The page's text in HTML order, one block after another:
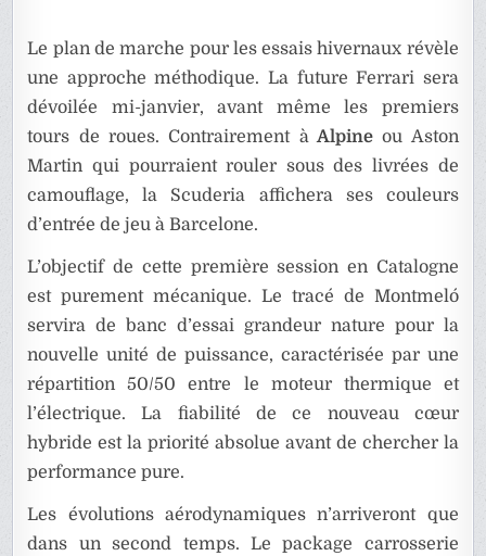
Le plan de marche pour les essais hivernaux révèle
une approche méthodique. La future Ferrari sera
dévoilée mi-janvier, avant même les premiers
tours de roues. Contrairement àAlpine ou Aston
Martin qui pourraient rouler sous des livrées de
camouflage, la Scuderia affichera ses couleurs
d’entrée de jeu à Barcelone.
L’objectif de cette première session en Catalogne
est purement mécanique. Le tracé de Montmeló
servira de banc d’essai grandeur nature pour la
nouvelle unité de puissance, caractérisée par une
répartition 50/50 entre le moteur thermique et
l’électrique. La fiabilité de ce nouveau cœur
hybride est la priorité absolue avant de chercher la
performance pure.
Les évolutions aérodynamiques n’arriveront que
dans un second temps. Le package carrosserie